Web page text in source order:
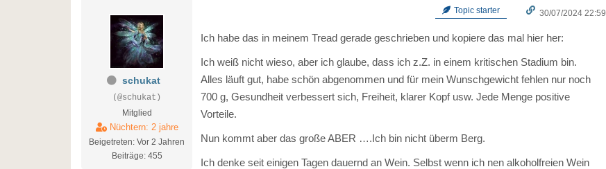
schukat
(@schukat)
Mitglied
Nüchtern: 2 jahre
Beigetreten: Vor 2 Jahren
Beiträge: 455
Topic starter 30/07/2024 22:59
Ich habe das in meinem Tread gerade geschrieben und kopiere das mal hier her:
Ich weiß nicht wieso, aber ich glaube, dass ich z.Z. in einem kritischen Stadium bin.
Alles läuft gut, habe schön abgenommen und für mein Wunschgewicht fehlen nur noch
700 g, Gesundheit verbessert sich, Freiheit, klarer Kopf usw. Jede Menge positive
Vorteile.
Nun kommt aber das große ABER ….Ich bin nicht überm Berg.
Ich denke seit einigen Tagen dauernd an Wein. Selbst wenn ich nen alkoholfreien Wein